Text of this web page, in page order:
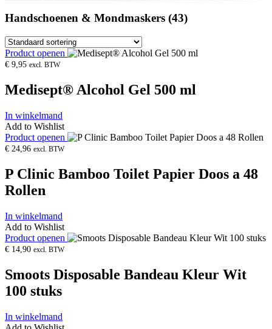
Handschoenen & Mondmaskers (43)
Product openen
€ 9,95 excl. BTW
Medisept® Alcohol Gel 500 ml
In winkelmand
Add to Wishlist
Product openen
€ 24,96 excl. BTW
P Clinic Bamboo Toilet Papier Doos a 48
Rollen
In winkelmand
Add to Wishlist
Product openen
€ 14,90 excl. BTW
Smoots Disposable Bandeau Kleur Wit
100 stuks
In winkelmand